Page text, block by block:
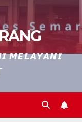
𝙈𝙀𝙇𝘼𝙔𝘼𝙉𝙄